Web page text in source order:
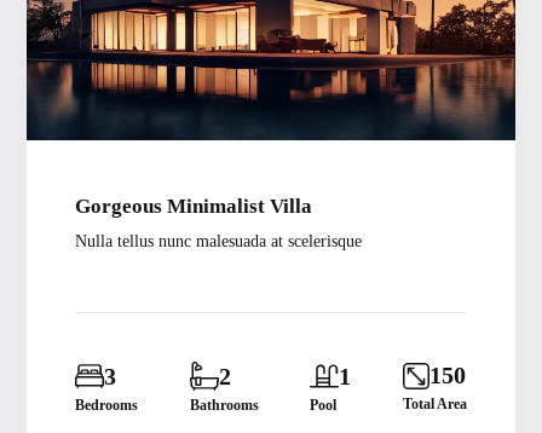
Gorgeous Minimalist Villa
Nulla tellus nunc malesuada at scelerisque
3
Bedrooms
2
Bathrooms
1
Pool
150
Total Area